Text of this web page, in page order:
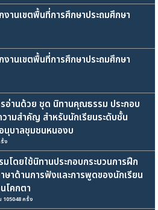
านเขตพื้นที่การศึกษาประถมศึกษา
านเขตพื้นที่การศึกษาประถมศึกษา
อ่านด้วย ชุด นิทานคุณธรรม ประกอบ
ามสำคัญ สำหรับนักเรียนระดับชั้น
นุบาลชุมชนหนองบ
ง
โดยใช้นิทานประกอบกระบวนการฝึก
าด้านการฟังและการพูดของนักเรียน
โคกตา
105048 ครั้ง